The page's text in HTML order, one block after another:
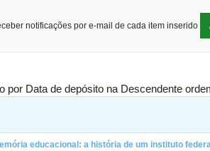
notificações por e-mail de cada item inserido
por Data de depósito na Descendente
educacional: a história de um instituto